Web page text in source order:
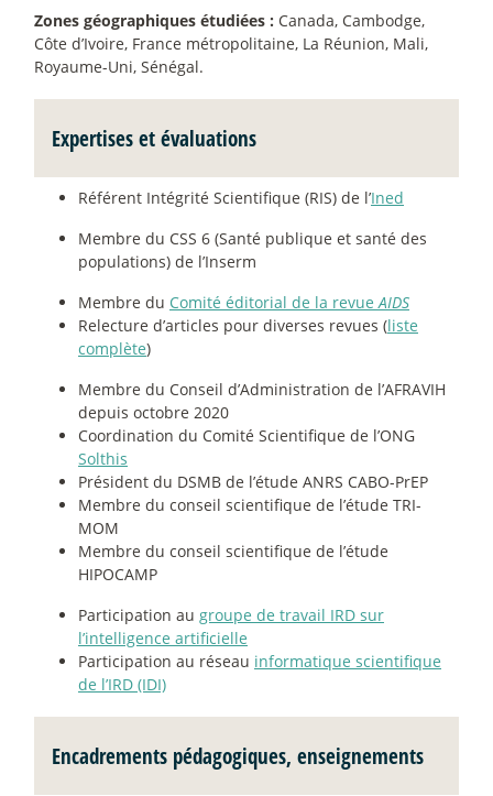
Zones géographiques étudiées : Canada, Cambodge,
Côte d’Ivoire, France métropolitaine, La Réunion, Mali,
Royaume-Uni, Sénégal.
Expertises et évaluations
Référent Intégrité Scientifique (RIS) de l’Ined
Membre du CSS 6 (Santé publique et santé des
populations) de l’Inserm
Membre du Comité éditorial de la revueAIDS
Relecture d’articles pour diverses revues (liste
complète)
Membre du Conseil d’Administration de l’AFRAVIH
depuis octobre 2020
Coordination du Comité Scientifique de l’ONG
Solthis
Président du DSMB de l’étude ANRS CABO-PrEP
Membre du conseil scientifique de l’étude TRI-
MOM
Membre du conseil scientifique de l’étude
HIPOCAMP
Participation au groupe de travail IRD sur
l’intelligence artificielle
Participation au réseau informatique scientifique
de l’IRD (IDI)
Encadrements pédagogiques, enseignements